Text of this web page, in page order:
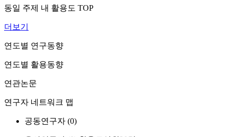
동일 주제 내 활용도 TOP
더보기
연도별 연구동향
연도별 활용동향
연관논문
연구자 네트워크 맵
공동연구자 (0)